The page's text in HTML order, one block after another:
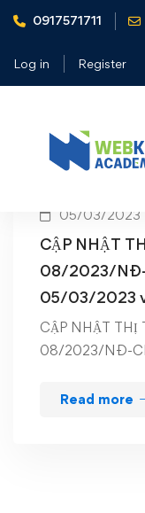
0917571711
Log in Register
Home Trái phiếu
05/03/2023
CẬP NHẬT
08/2023/NĐ-
05/03/2023
CẬP NHẬT THỊ
08/2023/NĐ-
Read more